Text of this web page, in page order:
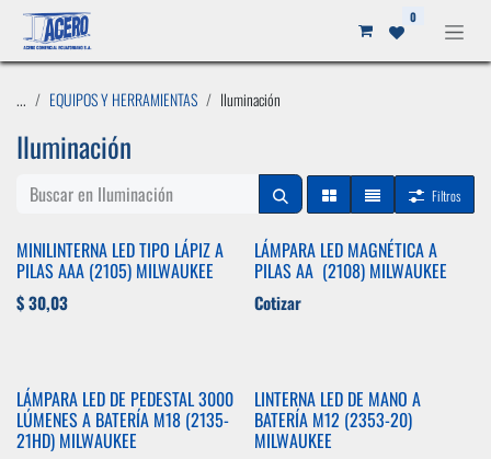
Ir al contenido 0
... EQUIPOS Y HERRAMIENTAS Iluminación
Iluminación
Filtros
MINILINTERNA LED TIPO LÁPIZ A
PILAS AAA (2105) MILWAUKEE
$30,03
LÁMPARA LED MAGNÉTICA A
PILAS AA (2108) MILWAUKEE
Cotizar
LÁMPARA LED DE PEDESTAL 3000
LÚMENES A BATERÍA M18 (2135-
21HD) MILWAUKEE
LINTERNA LED DE MANO A
BATERÍA M12 (2353-20)
MILWAUKEE